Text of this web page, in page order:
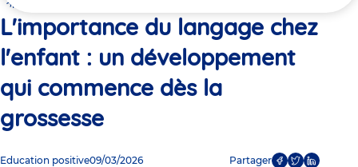
ici
commence dès la grossesse
L'importance du langage chez
l'enfant : un développement
qui commence dès la
grossesse
Education positive09/03/2026 Partager